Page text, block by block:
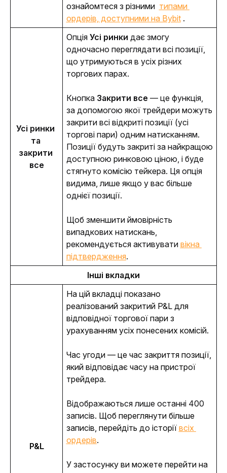
ознайомтеся з різними типами
ордерів, доступними на Bybit .
Усі ринки
та
закрити
все
Опція Усі ринки дає змогу
одночасно переглядати всі позиції,
що утримуються в усіх різних
торгових парах.
Кнопка Закрити все — це функція,
за допомогою якої трейдери можуть
закрити всі відкриті позиції (усі
торгові пари) одним натисканням.
Позиції будуть закриті за найкращою
доступною ринковою ціною, і буде
стягнуто комісію тейкера. Ця опція
видима, лише якщо у вас більше
однієї позиції.
Щоб зменшити ймовірність
випадкових натискань,
рекомендується активувати вікна
підтвердження.
Інші вкладки
P&L
На цій вкладці показано
реалізований закритий P&L для
відповідної торгової пари з
урахуванням усіх понесених комісій.
Час угоди — це час закриття позиції,
який відповідає часу на пристрої
трейдера.
Відображаються лише останні 400
записів. Щоб переглянути більше
записів, перейдіть до історії всіх
ордерів.
У застосунку ви можете перейти на